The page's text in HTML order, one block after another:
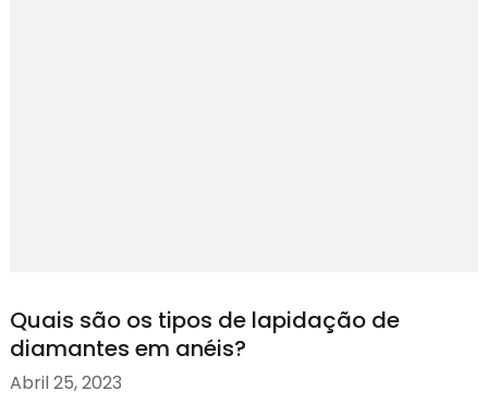
Quais são os tipos de lapidação de
diamantes em anéis?
Abril 25, 2023